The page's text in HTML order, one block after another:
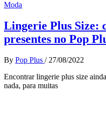
Moda
Lingerie Plus Size:
presentes no Pop
By Pop Plus / 27/08/2022
Encontrar lingerie plus size
nada, para muitas